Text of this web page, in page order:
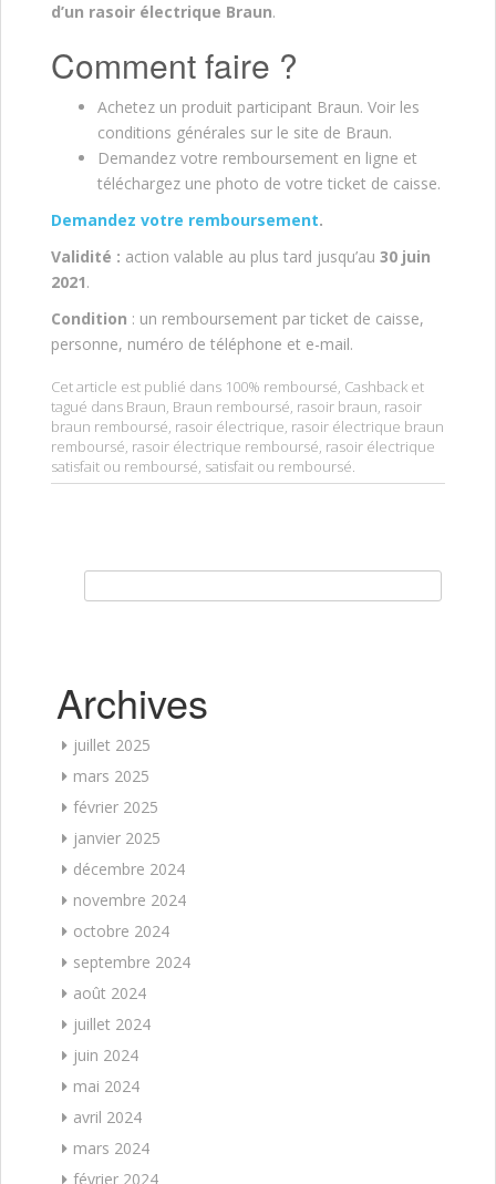
d’un rasoir électrique Braun.
Comment faire ?
Achetez un produit participant Braun. Voir les
conditions générales sur le site de Braun.
Demandez votre remboursement en ligne et
téléchargez une photo de votre ticket de caisse.
Demandez votre remboursement.
Validité : action valable au plus tard jusqu’au 30 juin
2021.
Condition : un remboursement par ticket de caisse,
personne, numéro de téléphone et e-mail.
Cet article est publié dans 100% remboursé, Cashback et
tagué dans Braun, Braun remboursé, rasoir braun, rasoir
braun remboursé, rasoir électrique, rasoir électrique braun
remboursé, rasoir électrique remboursé, rasoir électrique
satisfait ou remboursé, satisfait ou remboursé.
Archives
juillet 2025
mars 2025
février 2025
janvier 2025
décembre 2024
novembre 2024
octobre 2024
septembre 2024
août 2024
juillet 2024
juin 2024
mai 2024
avril 2024
mars 2024
février 2024